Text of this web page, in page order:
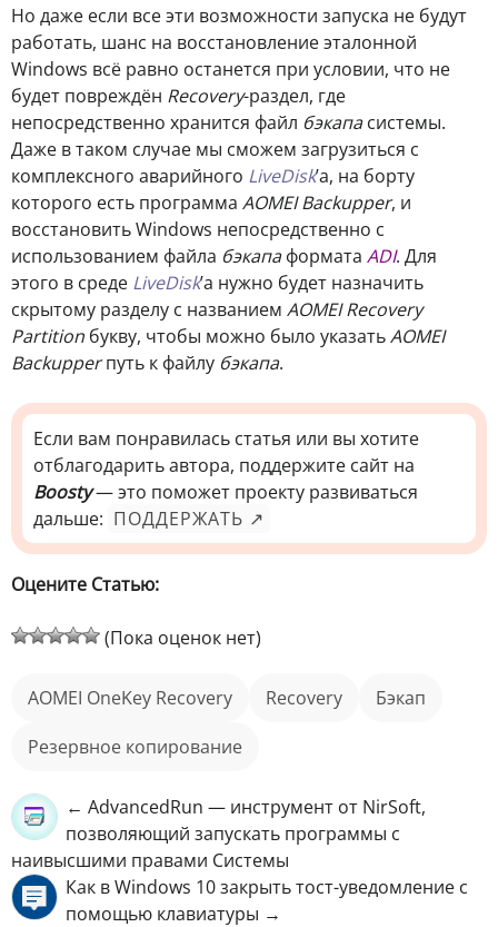
Но даже если все эти возможности запуска не будут
работать, шанс на восстановление эталонной
Windows всё равно останется при условии, что не
будет повреждён Recovery-раздел, где
непосредственно хранится файл бэкапасистемы.
Даже в таком случае мы сможем загрузиться с
комплексного аварийного LiveDisk’а, на борту
которого есть программа AOMEI Backupper, и
восстановить Windows непосредственно с
использованием файла бэкапаформата ADI. Для
этого в среде LiveDisk’а нужно будет назначить
скрытому разделу с названием AOMEI Recovery
Partition букву, чтобы можно было указатьAOMEI
Backupperпуть к файлу бэкапа.
Если вам понравилась статья или вы хотите
отблагодарить автора, поддержите сайт на
Boosty— это поможет проекту развиваться
дальше: ПОДДЕРЖАТЬ ↗
Оцените Статью:
(Пока оценок нет)
AOMEI OneKey Recovery Recovery
бэкап
резервное копирование
← AdvancedRun — инструмент от NirSoft,
позволяющий запускать программы с
наивысшими правами Системы
Как в Windows 10 закрыть тост-уведомление с
помощью клавиатуры →